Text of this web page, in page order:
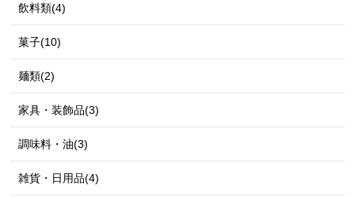
飲料類(4)
菓子(10)
麺類(2)
家具・装飾品(3)
調味料・油(3)
雑貨・日用品(4)